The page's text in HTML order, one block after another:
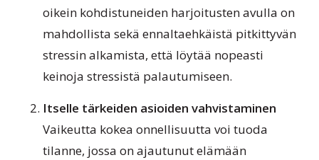
oikein kohdistuneiden harjoitusten avulla on
mahdollista sekä ennaltaehkäistä pitkittyvän
stressin alkamista, että löytää nopeasti
keinoja stressistä palautumiseen.
Itselle tärkeiden asioiden vahvistaminen
Vaikeutta kokea onnellisuutta voi tuoda
tilanne, jossa on ajautunut elämään